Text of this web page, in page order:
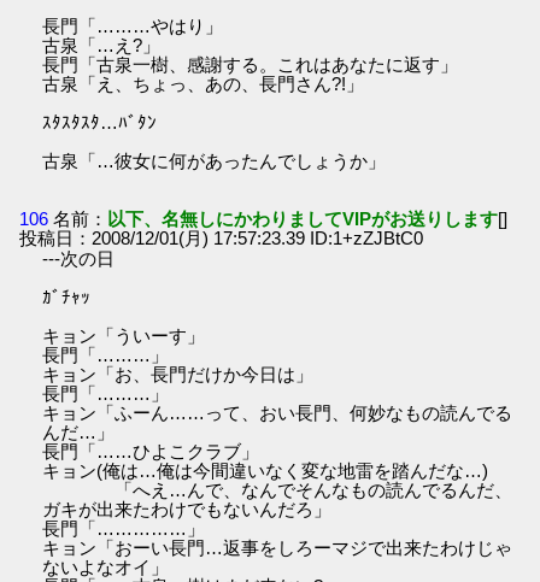
長門「………やはり」
古泉「…え?」
長門「古泉一樹、感謝する。これはあなたに返す」
古泉「え、ちょっ、あの、長門さん?!」
ｽﾀｽﾀｽﾀ…ﾊﾞﾀﾝ
古泉「…彼女に何があったんでしょうか」
106 名前： 以下、名無しにかわりましてVIPがお送りします[]
投稿日：2008/12/01(月) 17:57:23.39 ID:1+zZJBtC0
---次の日
ｶﾞﾁｬｯ
キョン「ういーす」
長門「………」
キョン「お、長門だけか今日は」
長門「………」
キョン「ふーん……って、おい長門、何妙なもの読んでる
んだ…」
長門「……ひよこクラブ」
キョン(俺は…俺は今間違いなく変な地雷を踏んだな…)
「へえ…んで、なんでそんなもの読んでるんだ、
ガキが出来たわけでもないんだろ」
長門「……………」
キョン「おーい長門…返事をしろーマジで出来たわけじゃ
ないよなオイ」